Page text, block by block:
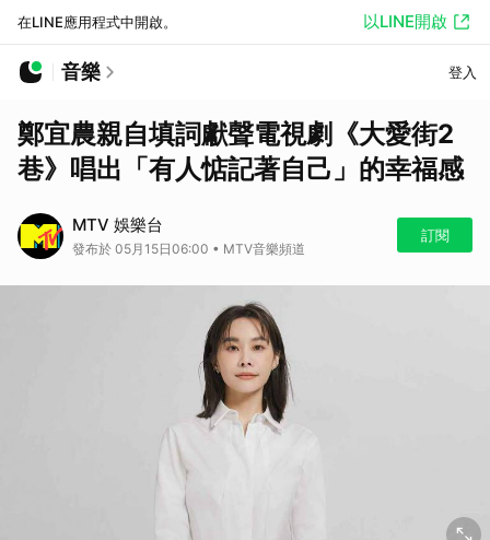
在LINE應用程式中開啟。 以LINE開啟
音樂 登入
鄭宜農親自填詞獻聲電視劇《大愛街2
巷》唱出「有人惦記著自己」的幸福感
MTV 娛樂台
發布於 05月15日06:00 • MTV音樂頻道
訂閱